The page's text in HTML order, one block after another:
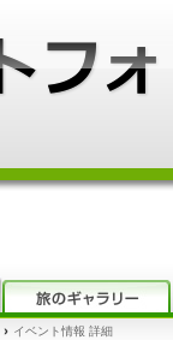
› イベント情報 詳細